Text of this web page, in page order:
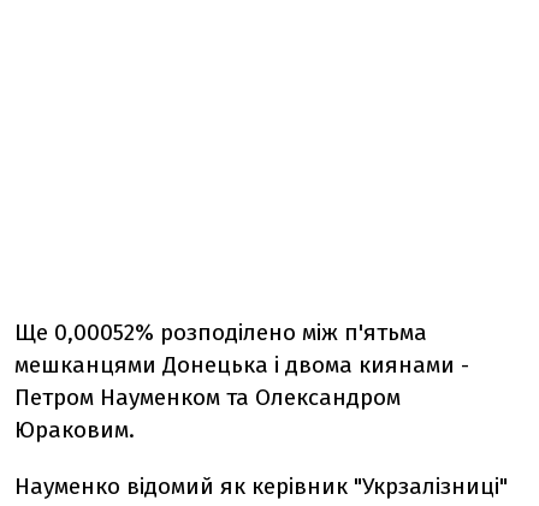
Ще 0,00052% розподілено між п'ятьма
мешканцями Донецька і двома киянами -
Петром Науменком та Олександром
Юраковим.
Науменко відомий як керівник "Укрзалізниці"